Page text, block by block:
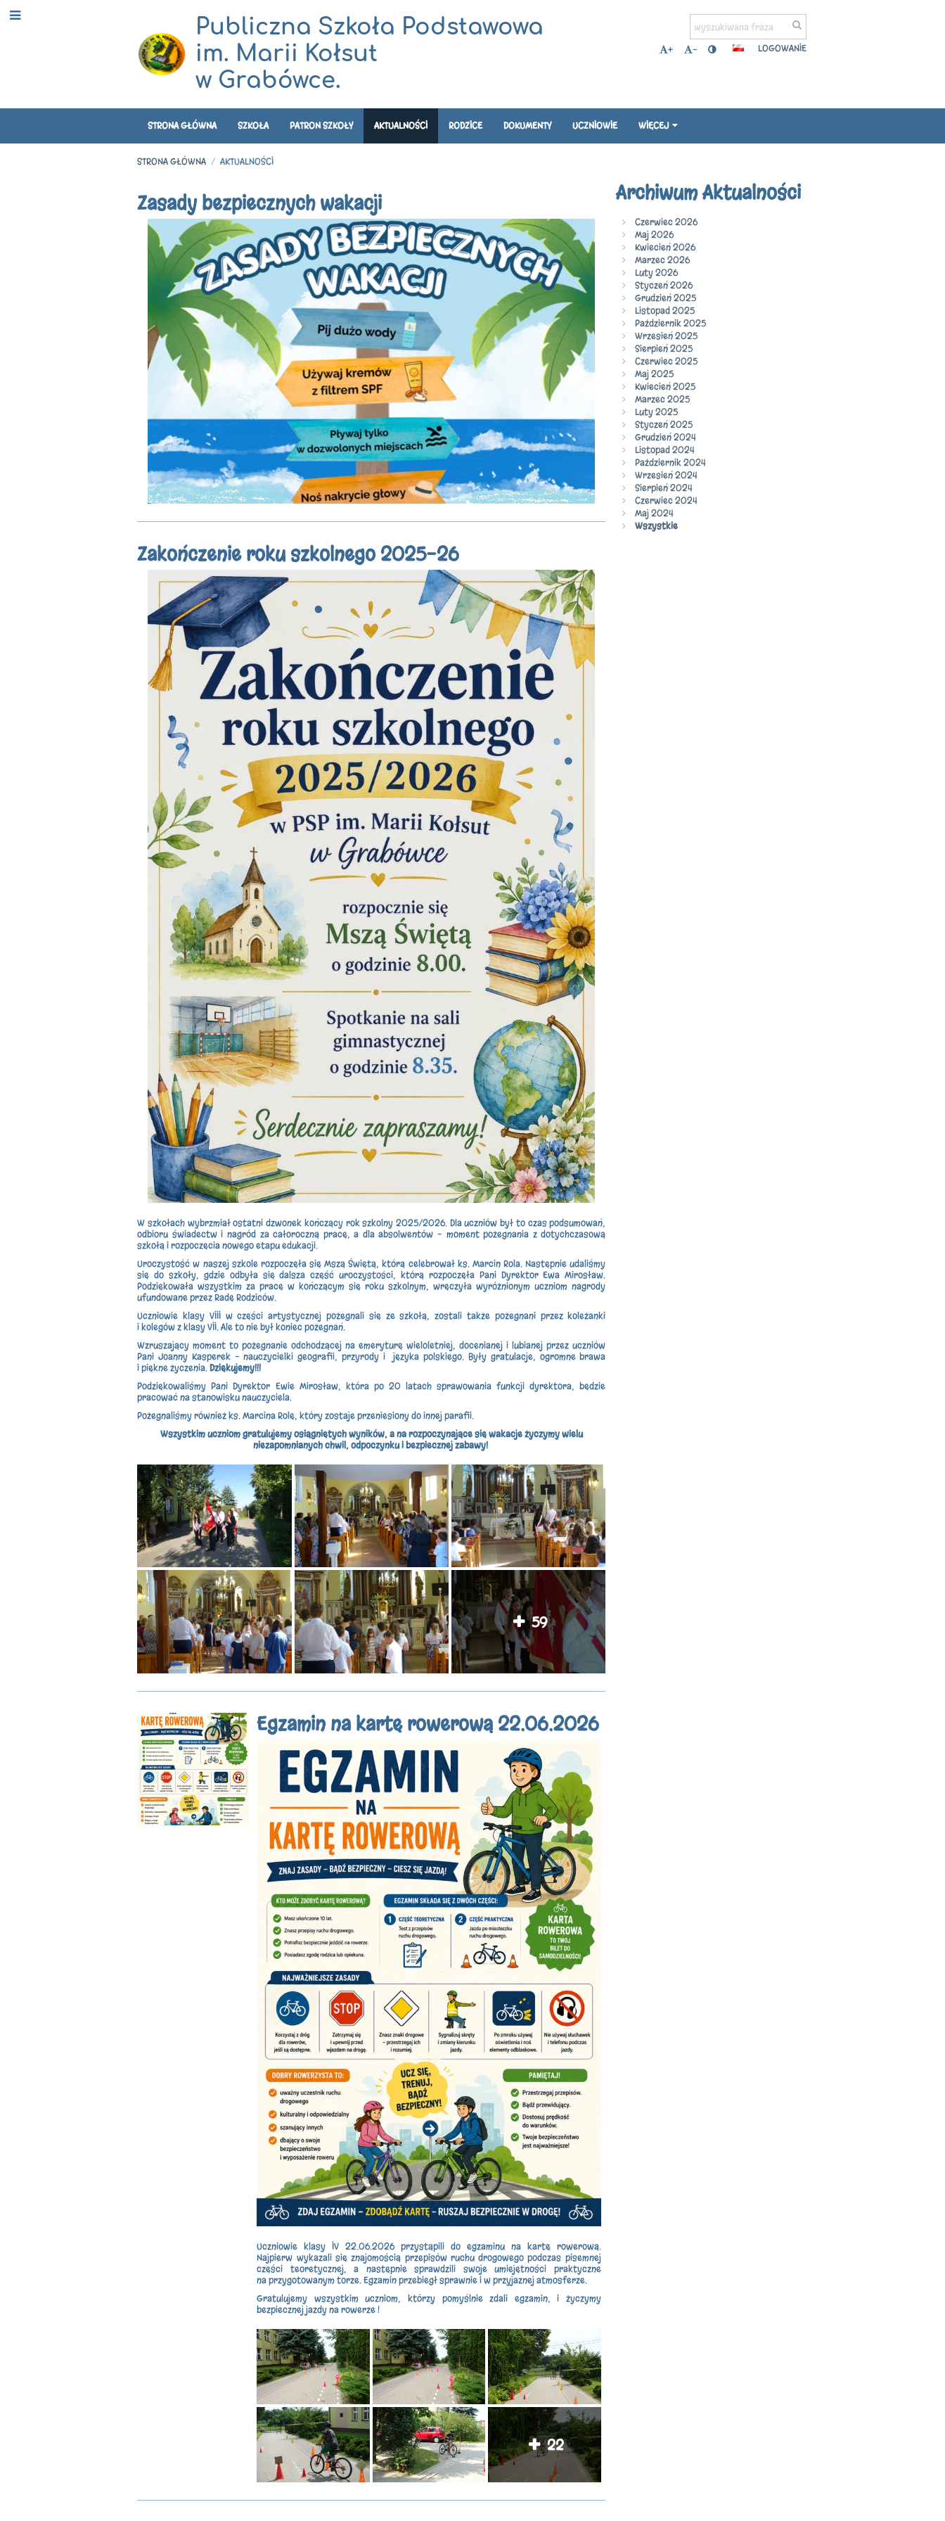
Publiczna Szkoła Podstawowa
im. Marii Kołsut
w Grabówce.
+ - LOGOWANIE
STRONA GŁÓWNA SZKOŁA PATRON SZKOŁY AKTUALNOŚCI RODZICE DOKUMENTY UCZNIOWIE WIĘCEJ
STRONA GŁÓWNA / AKTUALNOŚCI
Aktualności
Zasady bezpiecznych wakacji
Zakończenie roku szkolnego 2025-26
W szkołach wybrzmiał ostatni dzwonek kończący rok szkolny 2025/2026. Dla uczniów był to czas podsumowań,
odbioru świadectw i nagród za całoroczną pracę, a dla absolwentów – moment pożegnania z dotychczasową
szkołą i rozpoczęcia nowego etapu edukacji.
Uroczystość w naszej szkole rozpoczęła się Mszą Świętą, którą celebrował ks. Marcin Rola. Następnie udaliśmy
się do szkoły, gdzie odbyła się dalsza część uroczystości, którą rozpoczęła Pani Dyrektor Ewa Mirosław.
Podziękowała wszystkim za pracę w kończącym się roku szkolnym, wręczyła wyróżnionym uczniom nagrody
ufundowane przez Radę Rodziców.
Uczniowie klasy VIII w części artystycznej pożegnali się ze szkołą, zostali także pożegnani przez koleżanki
i kolegów z klasy VII. Ale to nie był koniec pożegnań.
Wzruszający moment to pożegnanie odchodzącej na emeryturę wieloletniej, docenianej i lubianej przez uczniów
Pani Joanny Kasperek - nauczycielki geografii, przyrody i języka polskiego. Były gratulacje, ogromne brawa
i piękne życzenia.Dziękujemy!!!
Podziękowaliśmy Pani Dyrektor Ewie Mirosław, która po 20 latach sprawowania funkcji dyrektora, będzie
pracować na stanowisku nauczyciela.
Pożegnaliśmy również ks. Marcina Rolę, który zostaje przeniesiony do innej parafii.
Wszystkim uczniom gratulujemy osiągniętych wyników, a na rozpoczynające się wakacje życzymy wielu
niezapomnianych chwil, odpoczynku i bezpiecznej zabawy!
59
Egzamin na kartę rowerową 22.06.2026
Uczniowie klasy IV 22.06.2026 przystąpili do egzaminu na kartę rowerową.
Najpierw wykazali się znajomością przepisów ruchu drogowego podczas pisemnej
części teoretycznej, a następnie sprawdzili swoje umiejętności praktyczne
na przygotowanym torze. Egzamin przebiegł sprawnie i w przyjaznej atmosferze.
Gratulujemy wszystkim uczniom, którzy pomyślnie zdali egzamin, i życzymy
bezpiecznej jazdy na rowerze !
22
Archiwum Aktualności
Czerwiec 2026
Maj 2026
Kwiecień 2026
Marzec 2026
Luty 2026
Styczeń 2026
Grudzień 2025
Listopad 2025
Październik 2025
Wrzesień 2025
Sierpień 2025
Czerwiec 2025
Maj 2025
Kwiecień 2025
Marzec 2025
Luty 2025
Styczeń 2025
Grudzień 2024
Listopad 2024
Październik 2024
Wrzesień 2024
Sierpień 2024
Czerwiec 2024
Maj 2024
Wszystkie